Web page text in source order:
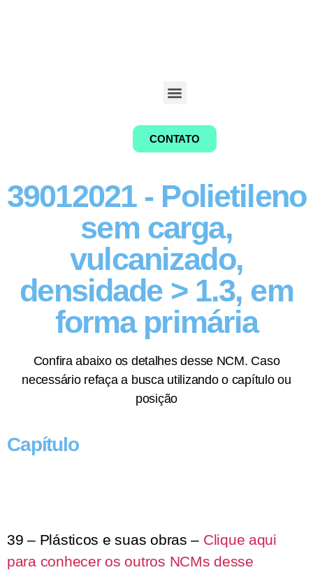
CONTATO
39012021 - Polietileno
sem carga,
vulcanizado,
densidade > 1.3, em
forma primária
Confira abaixo os detalhes desse NCM. Caso
necessário refaça a busca utilizando o capítulo ou
posição
Capítulo
39 – Plásticos e suas obras – Clique aqui
para conhecer os outros NCMs desse